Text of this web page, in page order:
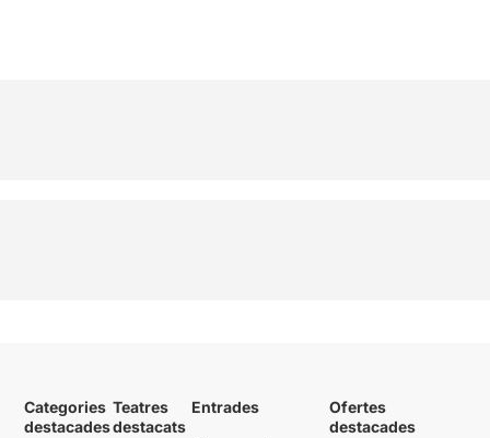
Categories
destacades
Teatres
destacats
Entrades
Ofertes
destacades